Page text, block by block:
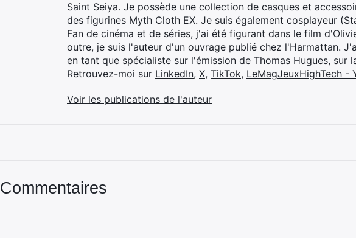
Saint Seiya. Je possède une collection de casques et
des figurines Myth Cloth EX. Je suis également cosplayeur
Fan de cinéma et de séries, j'ai été figurant dans le film
outre, je suis l'auteur d'un ouvrage publié chez l'Harmattan.
en tant que spécialiste sur l'émission de Thomas Hugues, sur
Retrouvez-moi sur LinkedIn, X, TikTok, LeMagJeuxHighTech -
Voir les publications de l'auteur
Commentaires